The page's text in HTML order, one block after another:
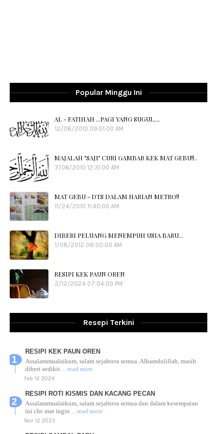
Popular Minggu Ini
AL - FATIHAH ...PAGI YANG SUGUL....
12/08/2010 09:01:00 AM
MAJALAH "SAJI" CURI GAMBAR KEK MAT GEBU!!..
7/06/2010 12:31:00 AM
MAT GEBU - DTS DALAM HARIAN METRO!!
11/24/2010 11:40:00 AM
DIBERI PELUANG MENEMPUH USIA BARU...
1/08/2012 08:00:00 AM
RESIPI KEK PAUN OREN
2/12/2024 07:04:00 PM
Resepi Terkini
RESIPI KEK PAUN OREN
Assalammualaikum, salam sejahtera semua. Alhamdulillah, masih
diberi sedikit ... read more
Feb 12 2024
RESIPI ROTI KISMIS DAN KACANG PECAN
Assalammualaikum, salam sejahtera semua dan dalam kesempatan
ini che mat ingin ... read more
Nov 12 2023